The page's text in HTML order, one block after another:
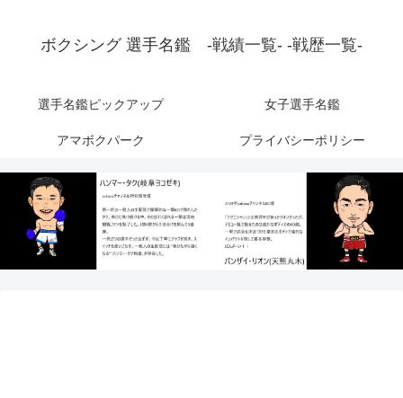
ボクシング 選手名鑑 -戦績一覧- -戦歴一覧-
選手名鑑ピックアップ 女子選手名鑑
アマボクパーク プライバシーポリシー